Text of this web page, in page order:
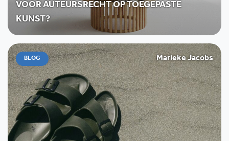
VOOR AUTEURSRECHT OP TOEGEPASTE
KUNST?
BLOG Marieke Jacobs